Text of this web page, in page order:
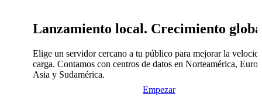
Lanzamiento local. Crecimiento
Elige un servidor cercano a tu público para mejorar la
carga. Contamos con centros de datos en Norteamérica,
Asia y Sudamérica.
Empezar